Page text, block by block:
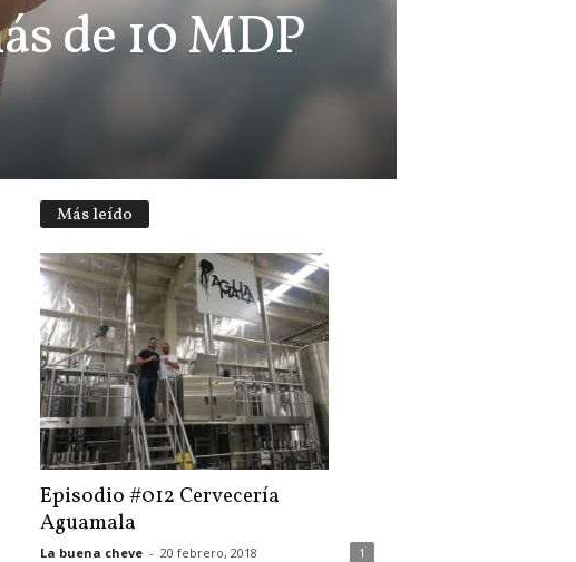
de 10 MDP
Más leído
Episodio #012 Cervecería
Aguamala
La buena cheve - 20 febrero, 2018 1